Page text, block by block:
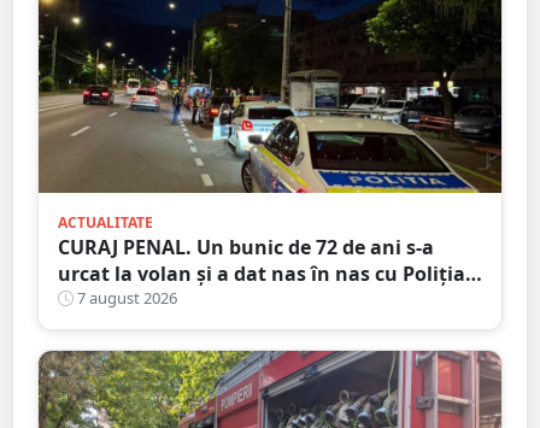
ACTUALITATE
CURAJ PENAL. Un bunic de 72 de ani s-a
urcat la volan și a dat nas în nas cu Poliția
Satu Mare
7 august 2026